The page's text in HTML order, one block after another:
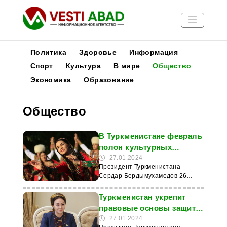
Новости
Медиа
Афиша
Политика Здоровье
Информация
Спорт
Культура В мире
Общество
Экономика
Образование
Общество
В Туркменистане февраль
полон культурных
событий
27.01.2024
Президент Туркменистана
Сердар Бердымухамедов 26
онлайн-заседание
правительства, где заместитель
Председателя Кабинета
министров Мяхриджемал
Туркменистан укрепит
правовые основы защиты
прав и свобод человека
27.01.2024